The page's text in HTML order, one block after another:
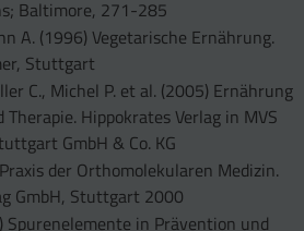
Baltimore, 271-285
A. (1996) Vegetarische Ernährung.
Stuttgart
C., Michel P. et al. (2005) Ernährung
Hippokrates Verlag in MVS
GmbH & Co. KG
der Orthomolekularen Medizin.
GmbH, Stuttgart 2000
Spurenelemente in Prävention und